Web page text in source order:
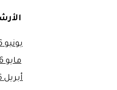
يونيو 2026
مايو 2026
أبريل 2026